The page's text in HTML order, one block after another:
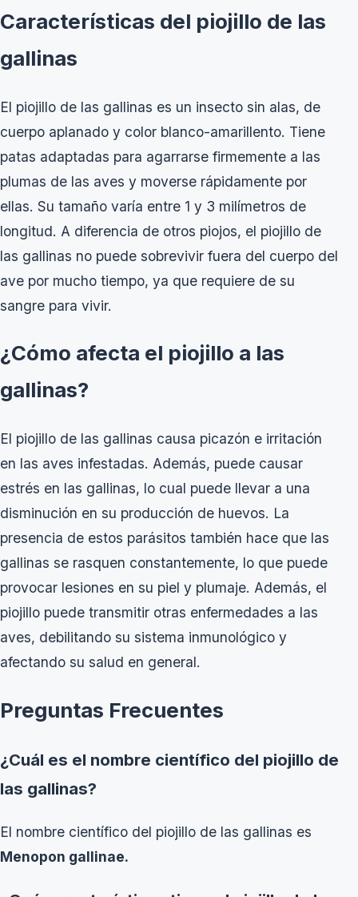
Características del piojillo de las
gallinas
El piojillo de las gallinas es un insecto sin alas, de
cuerpo aplanado y color blanco-amarillento. Tiene
patas adaptadas para agarrarse firmemente a las
plumas de las aves y moverse rápidamente por
ellas. Su tamaño varía entre 1 y 3 milímetros de
longitud. A diferencia de otros piojos, el piojillo de
las gallinas no puede sobrevivir fuera del cuerpo del
ave por mucho tiempo, ya que requiere de su
sangre para vivir.
¿Cómo afecta el piojillo a las
gallinas?
El piojillo de las gallinas causa picazón e irritación
en las aves infestadas. Además, puede causar
estrés en las gallinas, lo cual puede llevar a una
disminución en su producción de huevos. La
presencia de estos parásitos también hace que las
gallinas se rasquen constantemente, lo que puede
provocar lesiones en su piel y plumaje. Además, el
piojillo puede transmitir otras enfermedades a las
aves, debilitando su sistema inmunológico y
afectando su salud en general.
Preguntas Frecuentes
¿Cuál es el nombre científico del piojillo de
las gallinas?
El nombre científico del piojillo de las gallinas es
Menopon gallinae.